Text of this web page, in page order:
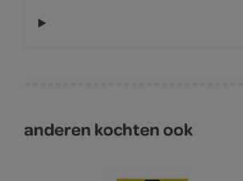
anderen kochten ook